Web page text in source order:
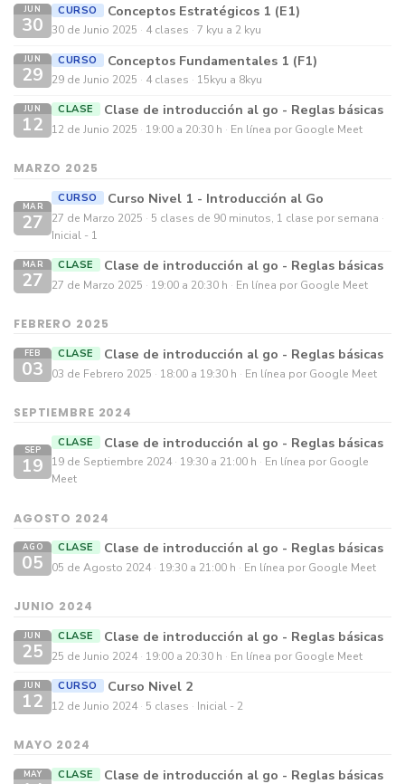
JUN
30
CURSO Conceptos Estratégicos 1 (E1)
30 de Junio 2025 4 clases 7 kyu a 2 kyu
JUN
29
CURSO Conceptos Fundamentales 1 (F1)
29 de Junio 2025 4 clases 15kyu a 8kyu
JUN
12
CLASE Clase de introducción al go - Reglas básicas
12 de Junio 2025 19:00 a 20:30 h En línea por Google Meet
MARZO 2025
MAR
27
CURSO Curso Nivel 1 - Introducción al Go
27 de Marzo 2025
5 clases de 90 minutos, 1 clase por semana
Inicial - 1
MAR
27
CLASE Clase de introducción al go - Reglas básicas
27 de Marzo 2025 19:00 a 20:30 h En línea por Google Meet
FEBRERO 2025
FEB
03
CLASE Clase de introducción al go - Reglas básicas
03 de Febrero 2025 18:00 a 19:30 h En línea por Google Meet
SEPTIEMBRE 2024
SEP
19
CLASE Clase de introducción al go - Reglas básicas
19 de Septiembre 2024 19:30 a 21:00 h
En línea por Google
Meet
AGOSTO 2024
AGO
05
CLASE Clase de introducción al go - Reglas básicas
05 de Agosto 2024 19:30 a 21:00 h En línea por Google Meet
JUNIO 2024
JUN
25
CLASE Clase de introducción al go - Reglas básicas
25 de Junio 2024 19:00 a 20:30 h En línea por Google Meet
JUN
12
CURSO Curso Nivel 2
12 de Junio 2024 5 clases Inicial - 2
MAYO 2024
MAY CLASE Clase de introducción al go - Reglas básicas